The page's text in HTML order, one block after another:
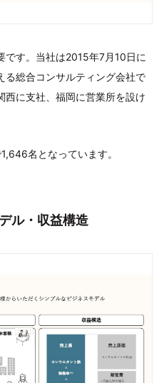
です。当社は2015年7月10日に
る総合コンサルティング会社で
西に支社、福岡に営業所を設け
名となっています。
ル・収益構造